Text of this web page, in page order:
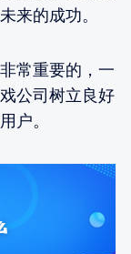
来的成功。
常重要的，一
公司树立良好
户。